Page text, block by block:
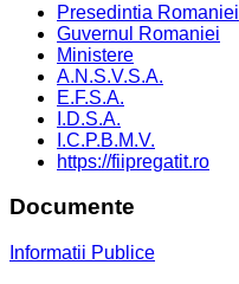
Presedintia Romaniei
Guvernul Romaniei
Ministere
A.N.S.V.S.A.
E.F.S.A.
I.D.S.A.
I.C.P.B.M.V.
https://fiipregatit.ro
Documente
Informatii Publice